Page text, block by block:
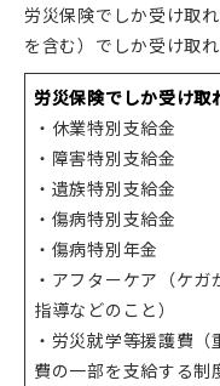
労災保険でしか受け取
を含む）でしか受け取
労災保険でしか受け取
・休業特別支給金
・障害特別支給金
・遺族特別支給金
・傷病特別支給金
・傷病特別年金
・アフターケア（ケ
指導などのこと）
・労災就学等援護費
費の一部を支給する制